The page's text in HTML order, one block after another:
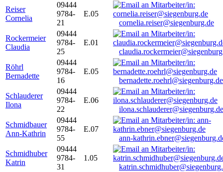
Reiser
Cornelia
09444
9784-
21
E.05
cornelia.reiser@siegenburg.de
Rockermeier
Claudia
09444
9784-
25
E.01
Röhrl
Bernadette
09444
9784-
16
E.05
bernadette.roehrl@siegenburg.de
Schlauderer
Ilona
09444
9784-
22
E.06
ilona.schlauderer@siegenburg.de
Schmidbauer
Ann-Kathrin
09444
9784-
55
E.07
ann-
Schmidhuber
Katrin
09444
9784-
31
1.05